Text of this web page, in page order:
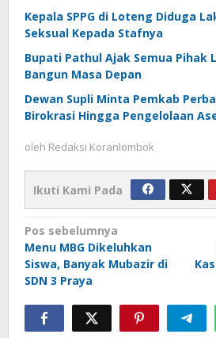
Kepala SPPG di Loteng Diduga
Seksual Kepada Stafnya
Bupati Pathul Ajak Semua Pihak
Bangun Masa Depan
Dewan Supli Minta Pemkab
Birokrasi Hingga Pengelolaan
oleh Redaksi Koranlombok
Ikuti Kami Pada
Navigasi
pos
Pos sebelumnya
Menu MBG Dikeluhkan
Siswa, Banyak Mubazir di
SDN 3 Praya